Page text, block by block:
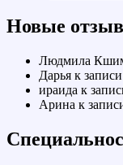
Новые
Людмила
Дарья к записи
ираида к
Арина к